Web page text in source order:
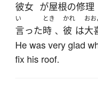
彼女 が屋根の修理
い
言った
とき
時 、
かれ
彼 は
おお
大
He was very glad
fix his roof.